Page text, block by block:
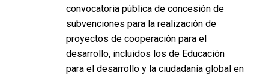
convocatoria pública de concesión de
subvenciones para la realización de
proyectos de cooperación para el
desarrollo, incluidos los de Educación
para el desarrollo y la ciudadanía global en